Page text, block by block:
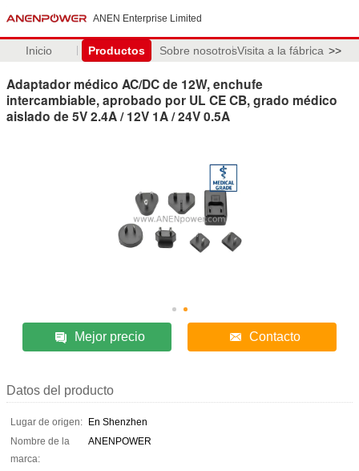
ANEN Enterprise Limited
Inicio Productos Sobre nosotrosVisita a la fábrica >>
Adaptador médico AC/DC de 12W, enchufe
intercambiable, aprobado por UL CE CB, grado médico
aislado de 5V 2.4A / 12V 1A / 24V 0.5A
Mejor precio Contacto
Datos del producto
Lugar de origen: En Shenzhen
Nombre de la
marca:
ANENPOWER